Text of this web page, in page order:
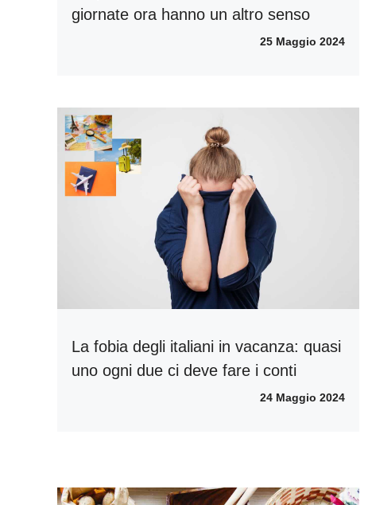
giornate ora hanno un altro senso
25 Maggio 2024
La fobia degli italiani in vacanza: quasi
uno ogni due ci deve fare i conti
24 Maggio 2024